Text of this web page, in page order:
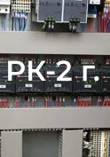
2 г.